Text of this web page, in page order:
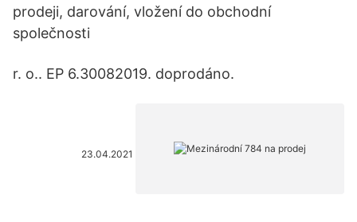
prodeji, darování, vložení do obchodní
společnosti
r. o.. EP 6.30082019. doprodáno.
23.04.2021